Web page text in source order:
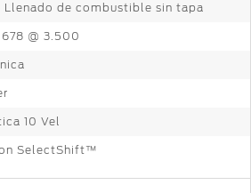
de combustible sin tapa
@ 3.500
10 Vel
SelectShift™